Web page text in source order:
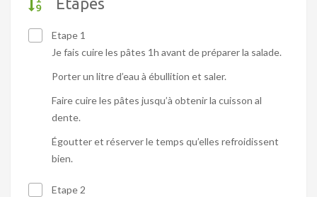
Etape 1
Je fais cuire les pâtes 1h avant de préparer la salade.
Porter un litre d’eau à ébullition et saler.
Faire cuire les pâtes jusqu’à obtenir la cuisson al
dente.
Égoutter et réserver le temps qu’elles refroidissent
bien.
Etape 2